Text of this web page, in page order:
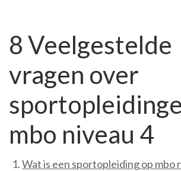
8 Veelgestelde
vragen over
mbo niveau 4
Wat is een sportopleiding op mbo